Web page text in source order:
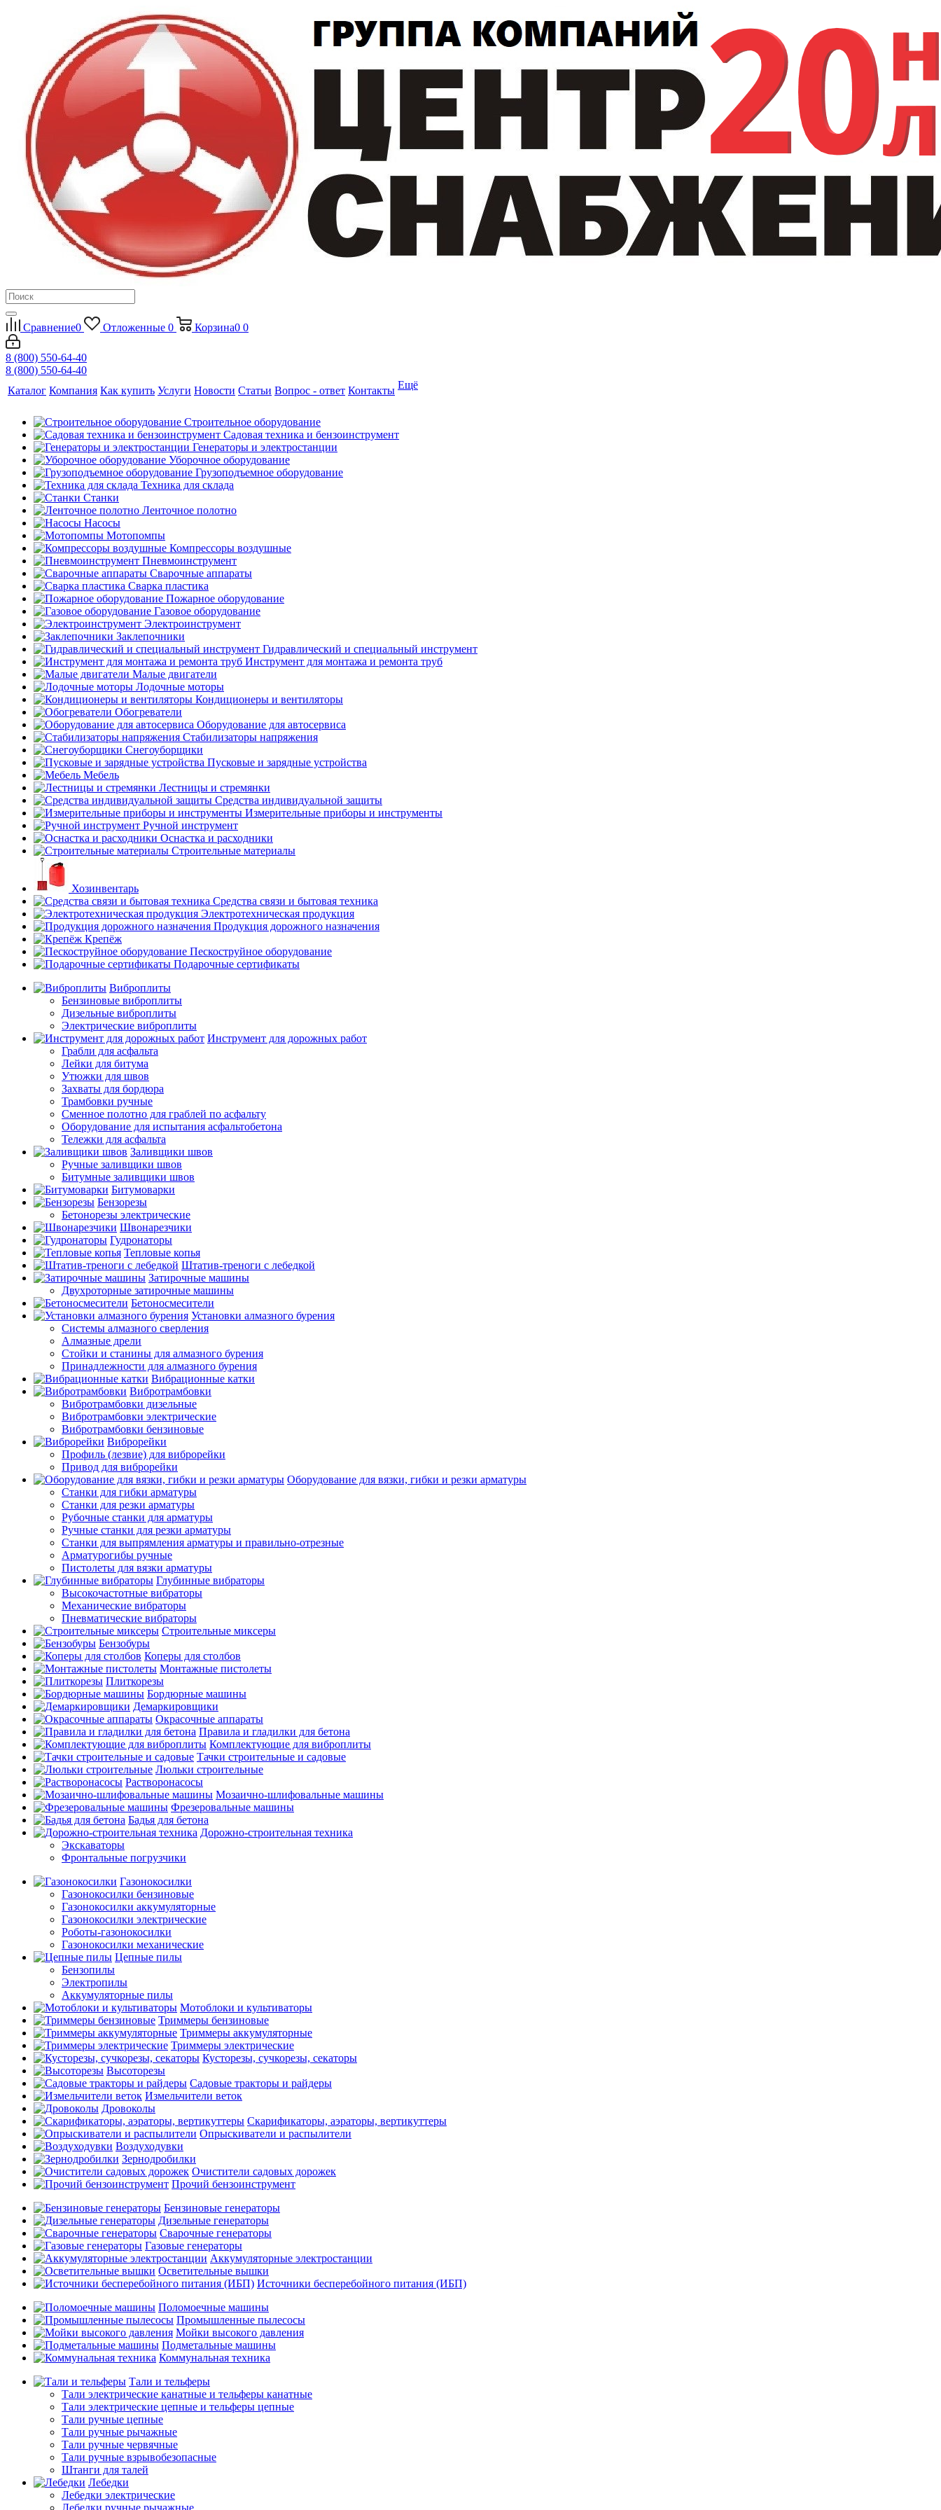
Сравнение0 Отложенные 0 Корзина0 0
8 (800) 550-64-40
8 (800) 550-64-40
Каталог Компания Как купить Услуги Новости Статьи Вопрос - ответ Контакты Ещё
Строительное оборудование
Садовая техника и бензоинструмент
Генераторы и электростанции
Уборочное оборудование
Грузоподъемное оборудование
Техника для склада
Станки
Ленточное полотно
Насосы
Мотопомпы
Компрессоры воздушные
Пневмоинструмент
Сварочные аппараты
Сварка пластика
Пожарное оборудование
Газовое оборудование
Электроинструмент
Заклепочники
Гидравлический и специальный инструмент
Инструмент для монтажа и ремонта труб
Малые двигатели
Лодочные моторы
Кондиционеры и вентиляторы
Обогреватели
Оборудование для автосервиса
Стабилизаторы напряжения
Снегоуборщики
Пусковые и зарядные устройства
Мебель
Лестницы и стремянки
Средства индивидуальной защиты
Измерительные приборы и инструменты
Ручной инструмент
Оснастка и расходники
Строительные материалы
Хозинвентарь
Средства связи и бытовая техника
Электротехническая продукция
Продукция дорожного назначения
Крепёж
Пескоструйное оборудование
Подарочные сертификаты
Виброплиты
Бензиновые виброплиты
Дизельные виброплиты
Электрические виброплиты
Инструмент для дорожных работ
Грабли для асфальта
Лейки для битума
Утюжки для швов
Захваты для бордюра
Трамбовки ручные
Сменное полотно для граблей по асфальту
Оборудование для испытания асфальтобетона
Тележки для асфальта
Заливщики швов
Ручные заливщики швов
Битумные заливщики швов
Битумоварки
Бензорезы
Бетонорезы электрические
Швонарезчики
Гудронаторы
Тепловые копья
Штатив-треноги с лебедкой
Затирочные машины
Двухроторные затирочные машины
Бетоносмесители
Установки алмазного бурения
Системы алмазного сверления
Алмазные дрели
Стойки и станины для алмазного бурения
Принадлежности для алмазного бурения
Вибрационные катки
Вибротрамбовки
Вибротрамбовки дизельные
Вибротрамбовки электрические
Вибротрамбовки бензиновые
Виброрейки
Профиль (лезвие) для виброрейки
Привод для виброрейки
Оборудование для вязки, гибки и резки арматуры
Станки для гибки арматуры
Станки для резки арматуры
Рубочные станки для арматуры
Ручные станки для резки арматуры
Станки для выпрямления арматуры и правильно-отрезные
Арматурогибы ручные
Пистолеты для вязки арматуры
Глубинные вибраторы
Высокочастотные вибраторы
Механические вибраторы
Пневматические вибраторы
Строительные миксеры
Бензобуры
Коперы для столбов
Монтажные пистолеты
Плиткорезы
Бордюрные машины
Демаркировщики
Окрасочные аппараты
Правила и гладилки для бетона
Комплектующие для виброплиты
Тачки строительные и садовые
Люльки строительные
Растворонасосы
Мозаично-шлифовальные машины
Фрезеровальные машины
Бадья для бетона
Дорожно-строительная техника
Экскаваторы
Фронтальные погрузчики
Газонокосилки
Газонокосилки бензиновые
Газонокосилки аккумуляторные
Газонокосилки электрические
Роботы-газонокосилки
Газонокосилки механические
Цепные пилы
Бензопилы
Электропилы
Аккумуляторные пилы
Мотоблоки и культиваторы
Триммеры бензиновые
Триммеры аккумуляторные
Триммеры электрические
Кусторезы, сучкорезы, секаторы
Высоторезы
Садовые тракторы и райдеры
Измельчители веток
Дровоколы
Скарификаторы, аэраторы, вертикуттеры
Опрыскиватели и распылители
Воздуходувки
Зернодробилки
Очистители садовых дорожек
Прочий бензоинструмент
Бензиновые генераторы
Дизельные генераторы
Сварочные генераторы
Газовые генераторы
Аккумуляторные электростанции
Осветительные вышки
Источники бесперебойного питания (ИБП)
Поломоечные машины
Промышленные пылесосы
Мойки высокого давления
Подметальные машины
Коммунальная техника
Тали и тельферы
Тали электрические канатные и тельферы канатные
Тали электрические цепные и тельферы цепные
Тали ручные цепные
Тали ручные рычажные
Тали ручные червячные
Тали ручные взрывобезопасные
Штанги для талей
Лебедки
Лебедки электрические
Лебедки ручные рычажные